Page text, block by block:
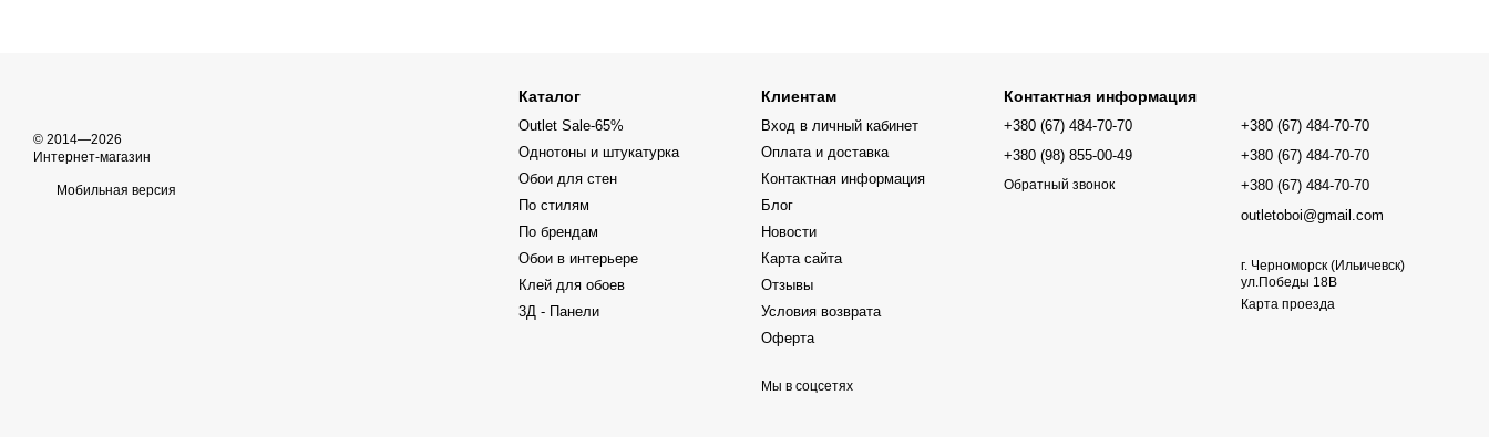
© 2014—2026
Интернет-магазин
Мобильная версия
Каталог
Outlet Sale-65%
Однотоны и штукатурка
Обои для стен
По стилям
По брендам
Обои в интерьере
Клей для обоев
3Д - Панели
Клиентам
Вход в личный кабинет
Оплата и доставка
Контактная информация
Блог
Новости
Карта сайта
Отзывы
Условия возврата
Оферта
Мы в соцсетях
Контактная информация
+380 (67) 484-70-70
+380 (98) 855-00-49
Обратный звонок
+380 (67) 484-70-70
+380 (67) 484-70-70
+380 (67) 484-70-70
outletoboi@gmail.com
г. Черноморск (Ильичевск)
ул.Победы 18В
Карта проезда